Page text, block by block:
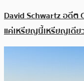
David Schwartz อดีต
แค่เหรียญนี้เหรียญเดีย